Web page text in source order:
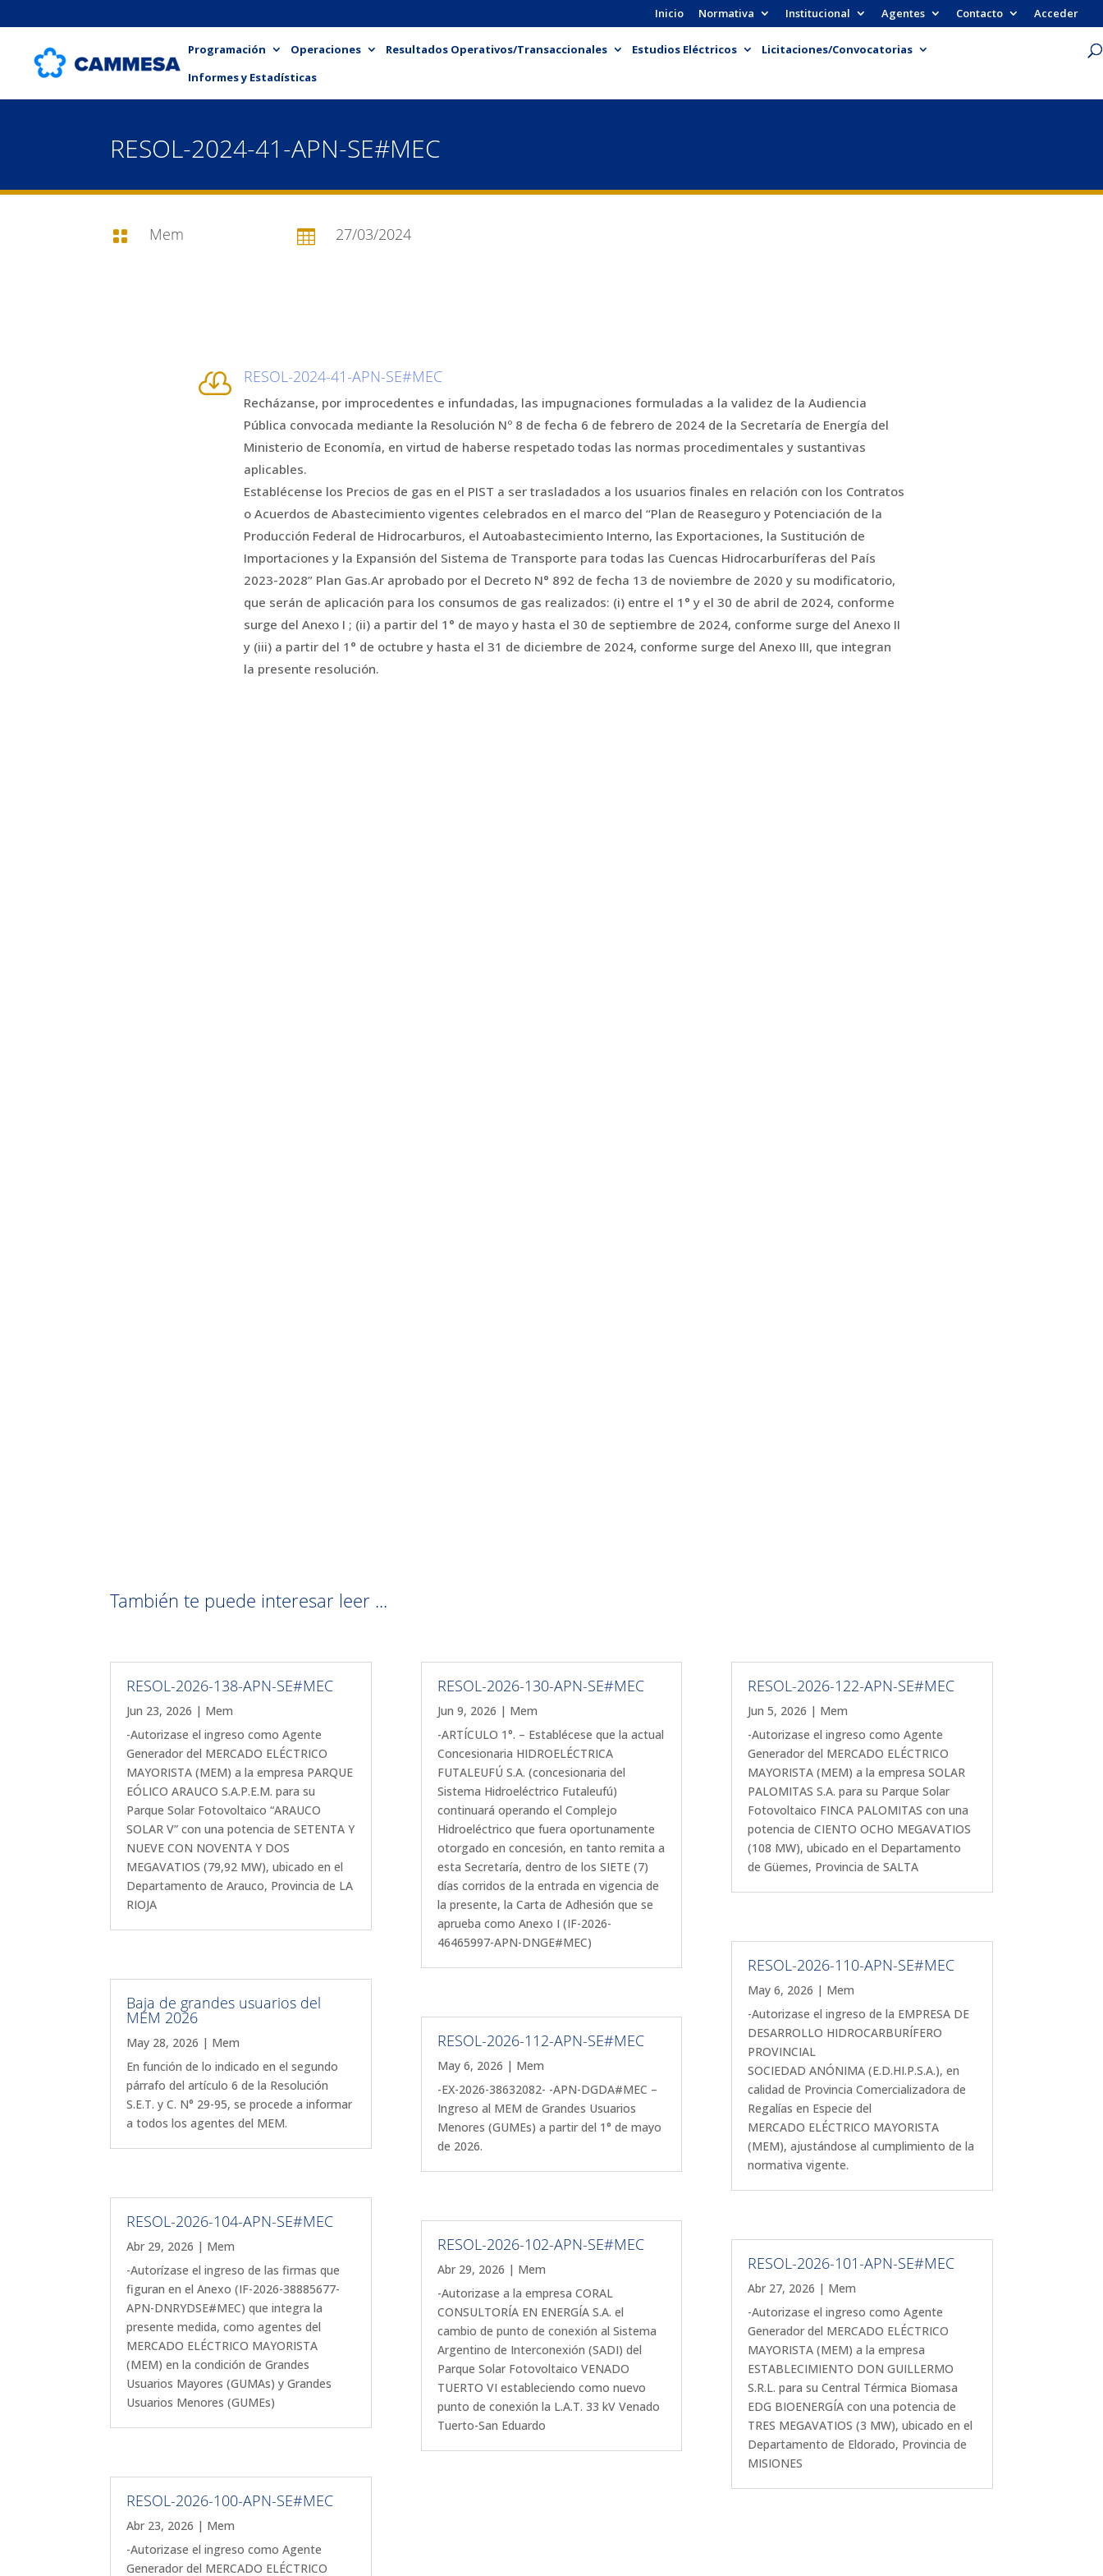
Inicio Normativa Institucional Agentes Contacto Acceder
Programación Operaciones Resultados Operativos/Transaccionales Estudios Eléctricos
Licitaciones/Convocatorias
Informes y Estadísticas
RESOL-2024-41-APN-SE#MEC
 Mem  27/03/2024
 RESOL-2024-41-APN-SE#MEC
Recházanse, por improcedentes e infundadas, las impugnaciones formuladas a la validez de la Audiencia
Pública convocada mediante la Resolución Nº 8 de fecha 6 de febrero de 2024 de la Secretaría de Energía del
Ministerio de Economía, en virtud de haberse respetado todas las normas procedimentales y sustantivas
aplicables.
Establécense los Precios de gas en el PIST a ser trasladados a los usuarios finales en relación con los Contratos
o Acuerdos de Abastecimiento vigentes celebrados en el marco del “Plan de Reaseguro y Potenciación de la
Producción Federal de Hidrocarburos, el Autoabastecimiento Interno, las Exportaciones, la Sustitución de
Importaciones y la Expansión del Sistema de Transporte para todas las Cuencas Hidrocarburíferas del País
2023-2028” Plan Gas.Ar aprobado por el Decreto N° 892 de fecha 13 de noviembre de 2020 y su modificatorio,
que serán de aplicación para los consumos de gas realizados: (i) entre el 1° y el 30 de abril de 2024, conforme
surge del Anexo I ; (ii) a partir del 1° de mayo y hasta el 30 de septiembre de 2024, conforme surge del Anexo II
y (iii) a partir del 1° de octubre y hasta el 31 de diciembre de 2024, conforme surge del Anexo III, que integran
la presente resolución.
También te puede interesar leer ...
RESOL-2026-138-APN-SE#MEC
Jun 23, 2026 | Mem
-Autorizase el ingreso como Agente
Generador del MERCADO ELÉCTRICO
MAYORISTA (MEM) a la empresa PARQUE
EÓLICO ARAUCO S.A.P.E.M. para su
Parque Solar Fotovoltaico “ARAUCO
SOLAR V” con una potencia de SETENTA Y
NUEVE CON NOVENTA Y DOS
MEGAVATIOS (79,92 MW), ubicado en el
Departamento de Arauco, Provincia de LA
RIOJA
Baja de grandes usuarios del
MEM 2026
May 28, 2026 | Mem
En función de lo indicado en el segundo
párrafo del artículo 6 de la Resolución
S.E.T. y C. N° 29-95, se procede a informar
a todos los agentes del MEM.
RESOL-2026-104-APN-SE#MEC
Abr 29, 2026 | Mem
-Autorízase el ingreso de las firmas que
figuran en el Anexo (IF-2026-38885677-
APN-DNRYDSE#MEC) que integra la
presente medida, como agentes del
MERCADO ELÉCTRICO MAYORISTA
(MEM) en la condición de Grandes
Usuarios Mayores (GUMAs) y Grandes
Usuarios Menores (GUMEs)
RESOL-2026-100-APN-SE#MEC
Abr 23, 2026 | Mem
-Autorizase el ingreso como Agente
Generador del MERCADO ELÉCTRICO
RESOL-2026-130-APN-SE#MEC
Jun 9, 2026 | Mem
-ARTÍCULO 1°. – Establécese que la actual
Concesionaria HIDROELÉCTRICA
FUTALEUFÚ S.A. (concesionaria del
Sistema Hidroeléctrico Futaleufú)
continuará operando el Complejo
Hidroeléctrico que fuera oportunamente
otorgado en concesión, en tanto remita a
esta Secretaría, dentro de los SIETE (7)
días corridos de la entrada en vigencia de
la presente, la Carta de Adhesión que se
aprueba como Anexo I (IF-2026-
46465997-APN-DNGE#MEC)
RESOL-2026-112-APN-SE#MEC
May 6, 2026 | Mem
-EX-2026-38632082- -APN-DGDA#MEC –
Ingreso al MEM de Grandes Usuarios
Menores (GUMEs) a partir del 1° de mayo
de 2026.
RESOL-2026-102-APN-SE#MEC
Abr 29, 2026 | Mem
-Autorizase a la empresa CORAL
CONSULTORÍA EN ENERGÍA S.A. el
cambio de punto de conexión al Sistema
Argentino de Interconexión (SADI) del
Parque Solar Fotovoltaico VENADO
TUERTO VI estableciendo como nuevo
punto de conexión la L.A.T. 33 kV Venado
Tuerto-San Eduardo
RESOL-2026-122-APN-SE#MEC
Jun 5, 2026 | Mem
-Autorizase el ingreso como Agente
Generador del MERCADO ELÉCTRICO
MAYORISTA (MEM) a la empresa SOLAR
PALOMITAS S.A. para su Parque Solar
Fotovoltaico FINCA PALOMITAS con una
potencia de CIENTO OCHO MEGAVATIOS
(108 MW), ubicado en el Departamento
de Güemes, Provincia de SALTA
RESOL-2026-110-APN-SE#MEC
May 6, 2026 | Mem
-Autorizase el ingreso de la EMPRESA DE
DESARROLLO HIDROCARBURÍFERO
PROVINCIAL
SOCIEDAD ANÓNIMA (E.D.HI.P.S.A.), en
calidad de Provincia Comercializadora de
Regalías en Especie del
MERCADO ELÉCTRICO MAYORISTA
(MEM), ajustándose al cumplimiento de la
normativa vigente.
RESOL-2026-101-APN-SE#MEC
Abr 27, 2026 | Mem
-Autorizase el ingreso como Agente
Generador del MERCADO ELÉCTRICO
MAYORISTA (MEM) a la empresa
ESTABLECIMIENTO DON GUILLERMO
S.R.L. para su Central Térmica Biomasa
EDG BIOENERGÍA con una potencia de
TRES MEGAVATIOS (3 MW), ubicado en el
Departamento de Eldorado, Provincia de
MISIONES